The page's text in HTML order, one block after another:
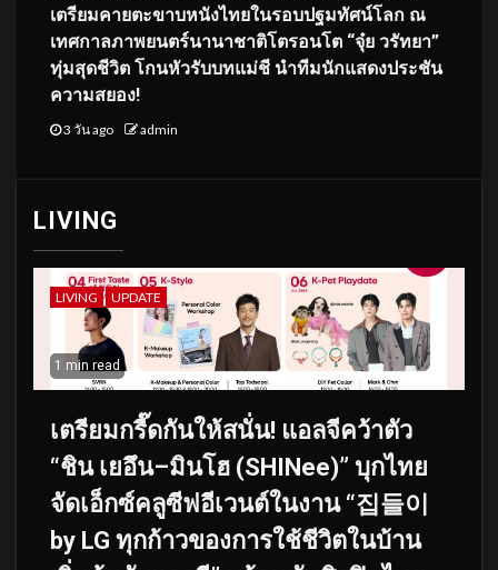
เตรียมคายตะขาบหนังไทยในรอบปฐมทัศน์โลก ณ
เทศกาลภาพยนตร์นานาชาติโตรอนโต “จุ๋ย วรัทยา”
ทุ่มสุดชีวิต โกนหัวรับบทแม่ชี นำทีมนักแสดงประชัน
ความสยอง!
3 วัน ago admin
LIVING
LIVING UPDATE
1 min read
เตรียมกรี๊ดกันให้สนั่น! แอลจีคว้าตัว
“ชิน เยอึน–มินโฮ (SHINee)” บุกไทย
จัดเอ็กซ์คลูซีฟอีเวนต์ในงาน “집들이
by LG ทุกก้าวของการใช้ชีวิตในบ้าน